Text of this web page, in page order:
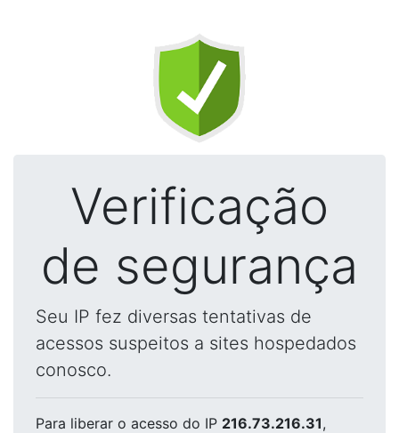
Verificação
de segurança
Seu IP fez diversas tentativas de
acessos suspeitos a sites hospedados
conosco.
Para liberar o acesso do IP 216.73.216.31,